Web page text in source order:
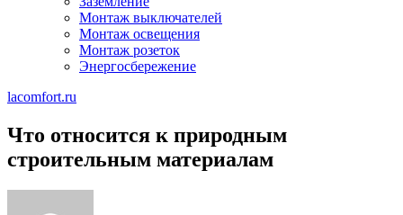
Монтаж выключателей
Монтаж освещения
Монтаж розеток
Энергосбережение
lacomfort.ru
Что относится к природным
строительным материалам